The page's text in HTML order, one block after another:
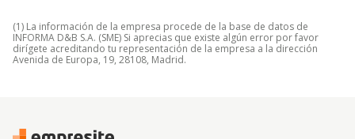
(1) La información de la empresa procede de la base de datos de
INFORMA D&B S.A. (SME) Si aprecias que existe algún error por favor
dirígete acreditando tu representación de la empresa a la dirección
Avenida de Europa, 19, 28108, Madrid.